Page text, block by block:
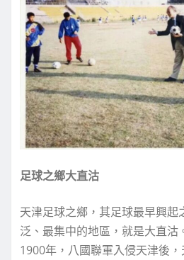
足球之鄉大直沽
天津足球之鄉，其足球最早興起
泛、最集中的地區，就是大直沽
1900年，八國聯軍入侵天津後